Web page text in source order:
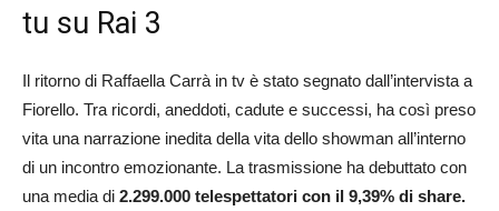
tu su Rai 3
Il ritorno di Raffaella Carrà in tv è stato segnato dall’intervista a
Fiorello. Tra ricordi, aneddoti, cadute e successi, ha così preso
vita una narrazione inedita della vita dello showman all’interno
di un incontro emozionante. La trasmissione ha debuttato con
una media di 2.299.000 telespettatori con il 9,39% di share.